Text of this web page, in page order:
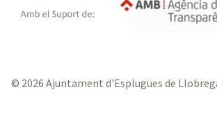
© 2026 Ajuntament d'Esplugues de